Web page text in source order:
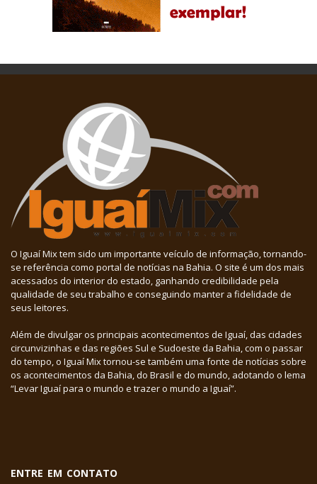
O Iguaí Mix tem sido um importante veículo de informação, tornando-
se referência como portal de notícias na Bahia. O site é um dos mais
acessados do interior do estado, ganhando credibilidade pela
qualidade de seu trabalho e conseguindo manter a fidelidade de
seus leitores.
Além de divulgar os principais acontecimentos de Iguaí, das cidades
circunvizinhas e das regiões Sul e Sudoeste da Bahia, com o passar
do tempo, o Iguaí Mix tornou-se também uma fonte de notícias sobre
os acontecimentos da Bahia, do Brasil e do mundo, adotando o lema
“Levar Iguaí para o mundo e trazer o mundo a Iguaí”.
ENTRE EM CONTATO